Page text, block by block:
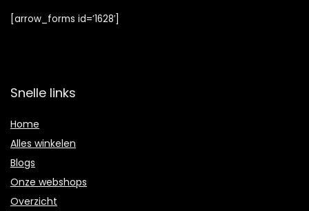
[arrow_forms id=’1628′]
Snelle links
Home
Alles winkelen
Blogs
Onze webshops
Overzicht